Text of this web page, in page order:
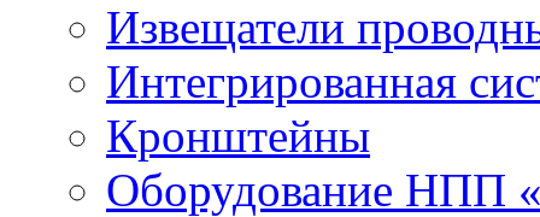
Извещатели
Интегрированная
Кронштейны
Оборудование НПП